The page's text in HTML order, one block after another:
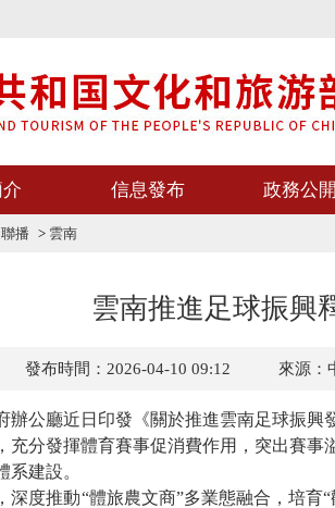
信息發布 政務公開
播 > 雲南
雲南推進足球振興
發布時間：2026-04-10 09:12 來源：
公廳近日印發《關於推進雲南足球振興
充分發揮體育賽事促消費作用，突出賽
系建設。
推動“體旅農文商”多業態融合，培育“